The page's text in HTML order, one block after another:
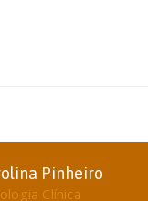
Pinheiro
Clínica